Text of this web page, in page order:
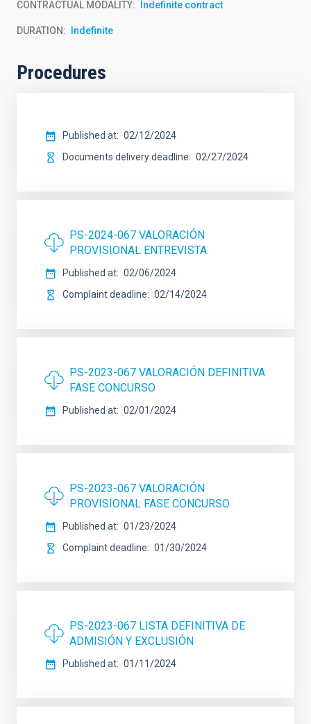
CONTRACTUAL MODALITY Indefinite contract
DURATION Indefinite
Procedures
Published at
02/12/2024
Documents delivery deadline
02/27/2024
PS-2024-067 VALORACIÓN
PROVISIONAL ENTREVISTA
Published at
02/06/2024
Complaint deadline
02/14/2024
PS-2023-067 VALORACIÓN DEFINITIVA
FASE CONCURSO
Published at 02/01/2024
PS-2023-067 VALORACIÓN
PROVISIONAL FASE CONCURSO
Published at
01/23/2024
Complaint deadline
01/30/2024
PS-2023-067 LISTA DEFINITIVA DE
ADMISIÓN Y EXCLUSIÓN
Published at 01/11/2024